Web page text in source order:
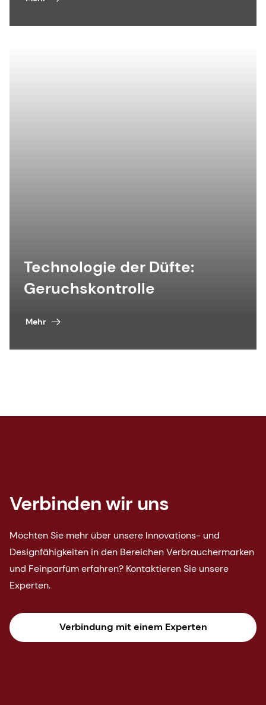
Technologie der Düfte:
Geruchskontrolle
Mehr
Verbinden wir uns
Möchten Sie mehr über unsere Innovations- und
Designfähigkeiten in den Bereichen Verbrauchermarken
und Feinparfüm erfahren? Kontaktieren Sie unsere
Experten.
Verbindung mit einem Experten